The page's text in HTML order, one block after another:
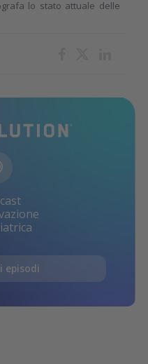
lo stato attuale delle
episodi